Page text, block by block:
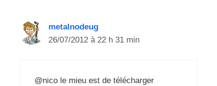
metalnodeug
26/07/2012 à 22 h 31 min
@nico le mieu est de télécharger